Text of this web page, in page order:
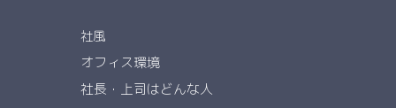
社風
オフィス環境
社長・上司はどんな人